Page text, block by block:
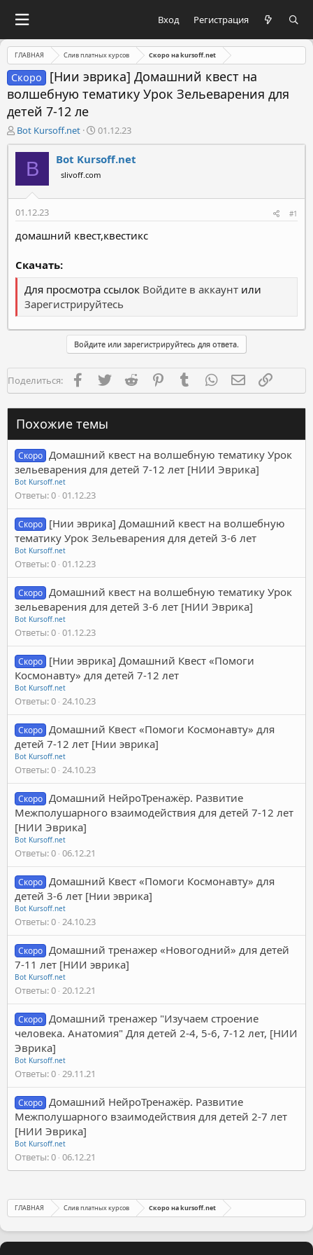
Вход Регистрация
ГЛАВНАЯ Слив платных курсов Скоро на kursoff.net
Скоро
[Нии эврика] Домашний квест на
волшебную тематику Урок Зельеварения для
детей 7-12 ле
А
в
т
м
Bot Kursoff.net
Д
а
т
а
н
а
а
01.12.23
B Bot Kursoff.net
slivoff.com
01.12.23 #1
домашний квест,квестикс
Скачать:
Для просмотра ссылок Войдите в аккаунт или
Зарегистрируйтесь
Войдите или зарегистрируйтесь для ответа.
Поделиться: FacebookTwitter Reddit PinterestTumblr WhatsAppЭлектронная
Похожие темы
Скоро Домашний квест на волшебную тематику Урок
зельеварения для детей 7-12 лет [НИИ Эврика]
Bot Kursoff.net
Ответы 0 01.12.23
Скоро [Нии эврика] Домашний квест на волшебную
тематику Урок Зельеварения для детей 3-6 лет
Bot Kursoff.net
Ответы 0 01.12.23
Скоро Домашний квест на волшебную тематику Урок
зельеварения для детей 3-6 лет [НИИ Эврика]
Bot Kursoff.net
Ответы 0 01.12.23
Скоро [Нии эврика] Домашний Квест «Помоги
Космонавту» для детей 7-12 лет
Bot Kursoff.net
Ответы 0 24.10.23
Скоро Домашний Квест «Помоги Космонавту» для
детей 7-12 лет [Нии эврика]
Bot Kursoff.net
Ответы 0 24.10.23
Скоро Домашний НейроТренажёр. Развитие
Межполушарного взаимодействия для детей 7-12 лет
[НИИ Эврика]
Bot Kursoff.net
Ответы 0 06.12.21
Скоро Домашний Квест «Помоги Космонавту» для
детей 3-6 лет [Нии эврика]
Bot Kursoff.net
Ответы 0 24.10.23
Скоро Домашний тренажер «Новогодний» для детей
7-11 лет [НИИ эврика]
Bot Kursoff.net
Ответы 0 20.12.21
Скоро Домашний тренажер "Изучаем строение
человека. Анатомия" Для детей 2-4, 5-6, 7-12 лет, [НИИ
Эврика]
Bot Kursoff.net
Ответы 0 29.11.21
Скоро Домашний НейроТренажёр. Развитие
Межполушарного взаимодействия для детей 2-7 лет
[НИИ Эврика]
Bot Kursoff.net
Ответы 0 06.12.21
ГЛАВНАЯ Слив платных курсов Скоро на kursoff.net